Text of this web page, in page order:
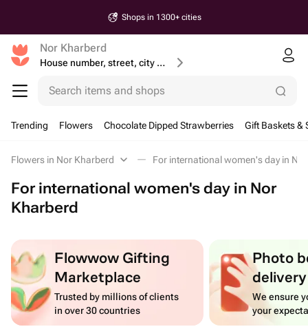
Shops in 1300+ cities
Nor Kharberd
House number, street, city or postcode
Search items and shops
Trending Flowers Chocolate Dipped Strawberries Gift Baskets &
Flowers in Nor Kharberd For international women's day in
For international women's day in Nor
Kharberd
Flowwow Gifting
Marketplace
Trusted by millions of clients
in over 30 countries
Photo
delivery
We ensure
your